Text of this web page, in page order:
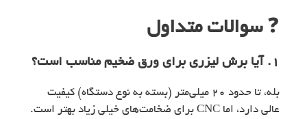
❓سوالات متداول
۱. آیا برش لیزری برای ورق ضخیم مناسب است؟
بله، تا حدود 20 میلی‌متر (بسته به نوع دستگاه) کیفیت
عالی دارد، اما CNC برای ضخامت‌های خیلی زیاد بهتر است.